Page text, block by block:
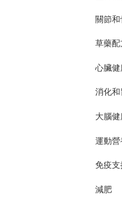
關節
草藥配
心臟健
消化和
大腦健
運動
免疫支
減肥